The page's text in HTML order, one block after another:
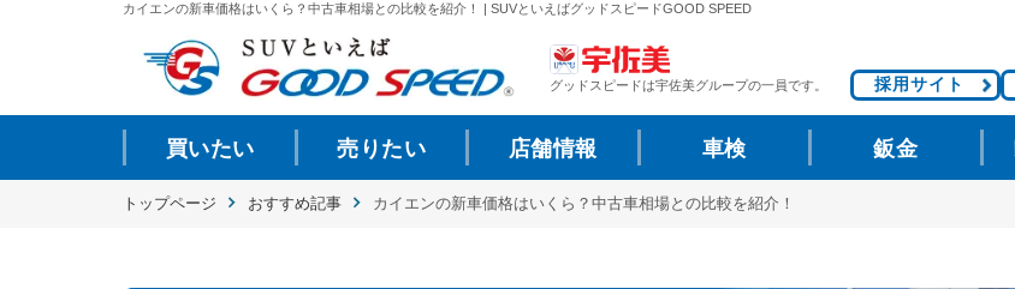
カイエンの新車価格はいくら？中古車相場との比較を紹介！ | SUVといえばグッドスピードGOOD SPEED
グッドスピードは宇佐美グループの一員です。 採用サイト
買いたい 売りたい 店舗情報 車検 鈑金
トップページ おすすめ記事 カイエンの新車価格はいくら？中古車相場との比較を紹介！